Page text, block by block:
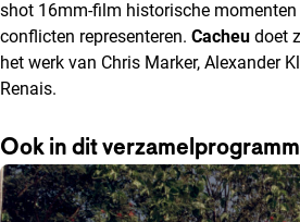
shot 16mm-film historische
conflicten representeren. Cacheu doet
het werk van Chris Marker, Alexander
Renais.
Ook in dit